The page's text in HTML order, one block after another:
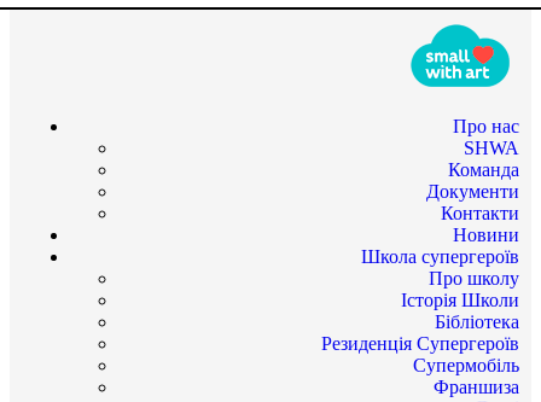
Про нас
SHWA
Команда
Документи
Контакти
Новини
Школа супергероїв
Про школу
Історія Школи
Бібліотека
Резиденція Супергероїв
Супермобіль
Франшиза